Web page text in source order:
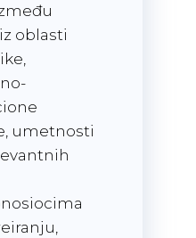
oblasti
umetnosti